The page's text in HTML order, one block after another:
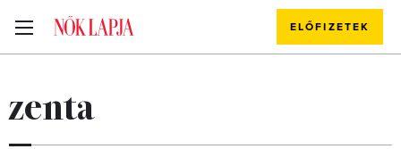
ELŐFIZETEK
zenta